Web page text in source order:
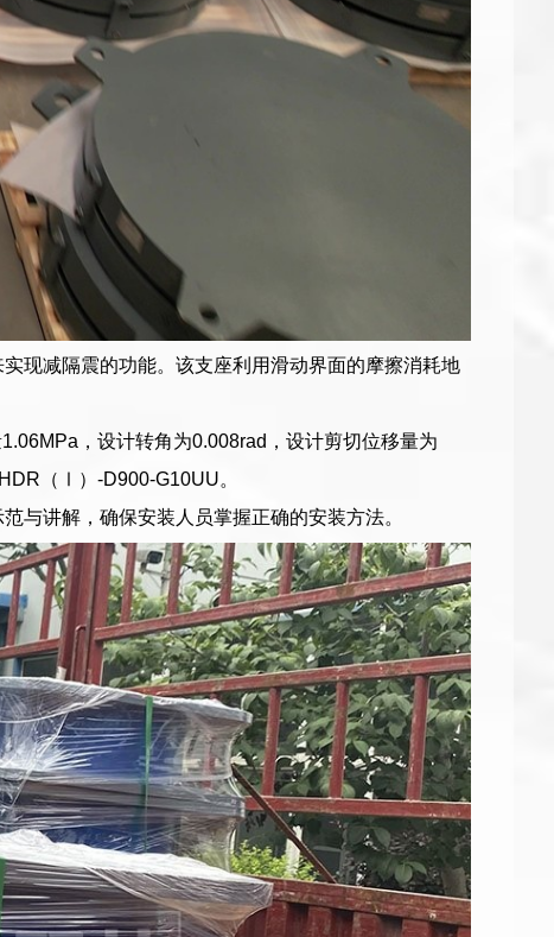
现减隔震的功能。该支座利用滑动界面的摩擦消耗地
，设计转角为0.008rad，设计剪切位移量为
（Ⅰ）-D900-G10UU。
与讲解，确保安装人员掌握正确的安装方法。